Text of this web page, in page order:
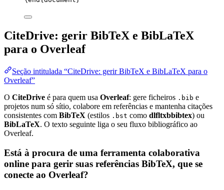
CiteDrive: gerir BibTeX e BibLaTeX
para o Overleaf
Seção intitulada “CiteDrive: gerir BibTeX e BibLaTeX para o
Overleaf”
O CiteDrive é para quem usa Overleaf: gere ficheiros .bib e
projetos num só sítio, colabore em referências e mantenha citações
consistentes com BibTeX (estilos .bst como dlfltxbbibtex) ou
BibLaTeX. O texto seguinte liga o seu fluxo bibliográfico ao
Overleaf.
Está à procura de uma ferramenta colaborativa
online para gerir suas referências BibTeX, que se
conecte ao Overleaf?